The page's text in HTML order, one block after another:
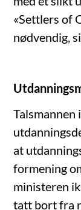
«Settlers of
nødvendig,
Talsmannen
at
formening
ministeren
tatt bort fra